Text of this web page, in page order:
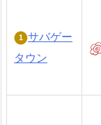
サバゲー
タウン